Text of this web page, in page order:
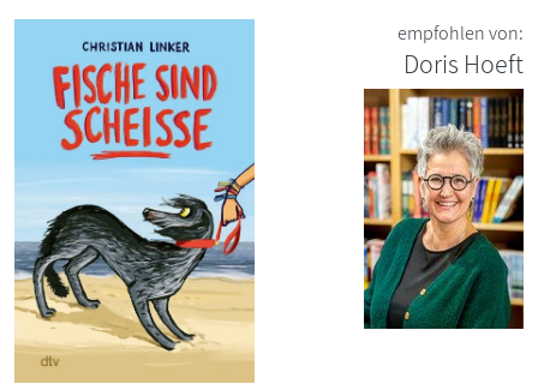
empfohlen von:
Doris Hoeft